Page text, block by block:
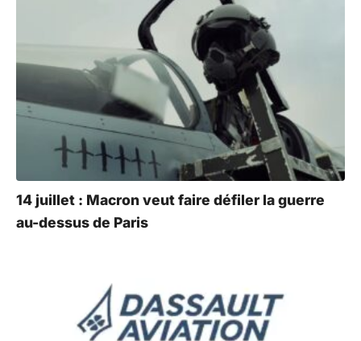
14 juillet : Macron veut faire défiler la guerre
au-dessus de Paris